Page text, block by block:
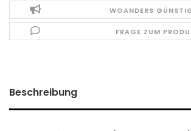
WOANDERS
FRAGE ZUM
Beschreibung